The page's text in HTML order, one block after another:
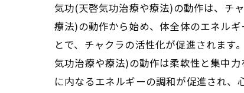
チャクラを通じ
気功(天啓気功治
チャクラ活性化
クンダリニーのパワ
気功(天啓気功治療や療法)の動作は、チ
療法)の動作から始め、体全体のエネル
とで、チャクラの活性化が促進されま
気功治療や療法)の動作は柔軟性と集中
に内なるエネルギーの調和が促進され、